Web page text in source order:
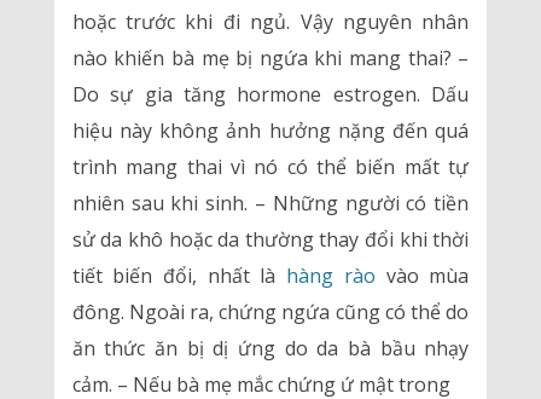
hoặc trước khi đi ngủ. Vậy nguyên nhân
nào khiến bà mẹ bị ngứa khi mang thai? –
Do sự gia tăng hormone estrogen. Dấu
hiệu này không ảnh hưởng nặng đến quá
trình mang thai vì nó có thể biến mất tự
nhiên sau khi sinh. – Những người có tiền
sử da khô hoặc da thường thay đổi khi thời
tiết biến đổi, nhất là hàng rào vào mùa
đông. Ngoài ra, chứng ngứa cũng có thể do
ăn thức ăn bị dị ứng do da bà bầu nhạy
cảm. – Nếu bà mẹ mắc chứng ứ mật trong